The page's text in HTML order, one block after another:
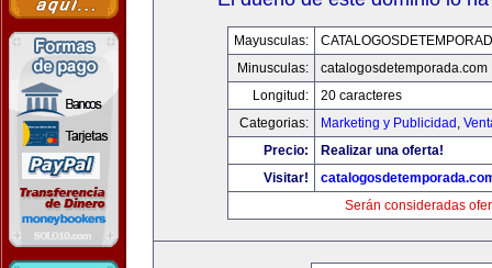
Mayusculas:
Minusculas:
catalogosdetemporada.com
Longitud:
20 caracteres
Categorias:
Marketing y Publicidad ,
Precio:
Realizar una oferta!
Visitar!
Serán consideradas